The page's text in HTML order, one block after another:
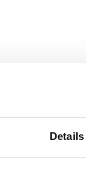
Details